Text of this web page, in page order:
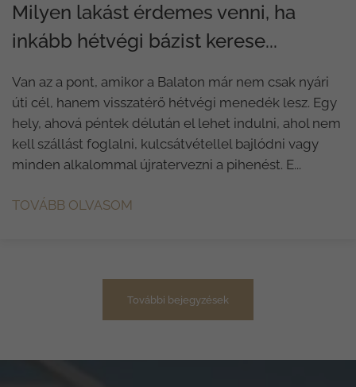
Milyen lakást érdemes venni, ha
inkább hétvégi bázist kerese...
Van az a pont, amikor a Balaton már nem csak nyári
úti cél, hanem visszatérő hétvégi menedék lesz. Egy
hely, ahová péntek délután el lehet indulni, ahol nem
kell szállást foglalni, kulcsátvétellel bajlódni vagy
minden alkalommal újratervezni a pihenést. E...
TOVÁBB OLVASOM
További bejegyzések